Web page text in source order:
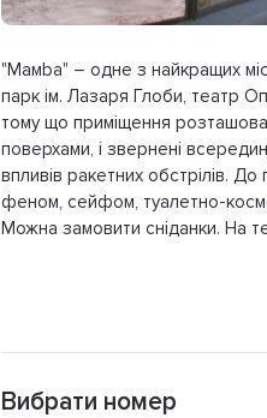
"Мамbа" – одне з найкращих
парк ім. Лазаря Глоби, театр
тому що приміщення
поверхами, і звернені
впливів ракетних обстрілів.
феном, cейфом, туалетно-
Можна замовити сніданки. На
Вибрати номер